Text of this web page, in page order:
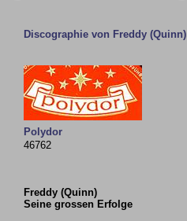
Discographie von Freddy (Quinn)
Polydor
46762
Freddy (Quinn)
Seine grossen Erfolge